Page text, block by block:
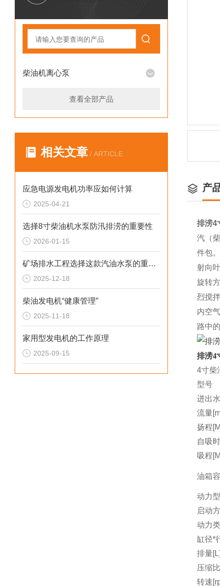
柴油机离心泵
查看全部产品
相关文章 / ARTICLE
应急电源发电机功率应如何计算
2025-04-21
选择8寸柴油机水泵防汛排涝的重要性
2026-01-15
矿场排水工程选择这款汽油水泵的重要性
2025-12-18
柴油发电机“健康管理”
2025-11-18
家用型发电机的工作原理
2025-09-15
产
排涝4
汽（
件包。
射向
旋转
烈搅
内空
路中
排涝4
4寸柴
型号
进出
流量
扬程
自吸
吸程
油箱
动力
启动
动力
缸径*
排量
压缩比
转速